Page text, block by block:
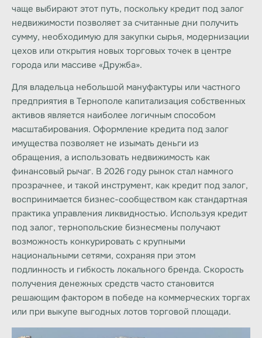
чаще выбирают этот путь, поскольку кредит под залог
недвижимости позволяет за считанные дни получить
сумму, необходимую для закупки сырья, модернизации
цехов или открытия новых торговых точек в центре
города или массиве «Дружба».
Для владельца небольшой мануфактуры или частного
предприятия в Тернополе капитализация собственных
активов является наиболее логичным способом
масштабирования. Оформление кредита под залог
имущества позволяет не изымать деньги из
обращения, а использовать недвижимость как
финансовый рычаг. В 2026 году рынок стал намного
прозрачнее, и такой инструмент, как кредит под залог,
воспринимается бизнес-сообществом как стандартная
практика управления ликвидностью. Используя кредит
под залог, тернопольские бизнесмены получают
возможность конкурировать с крупными
национальными сетями, сохраняя при этом
подлинность и гибкость локального бренда. Скорость
получения денежных средств часто становится
решающим фактором в победе на коммерческих торгах
или при выкупе выгодных лотов торговой площади.